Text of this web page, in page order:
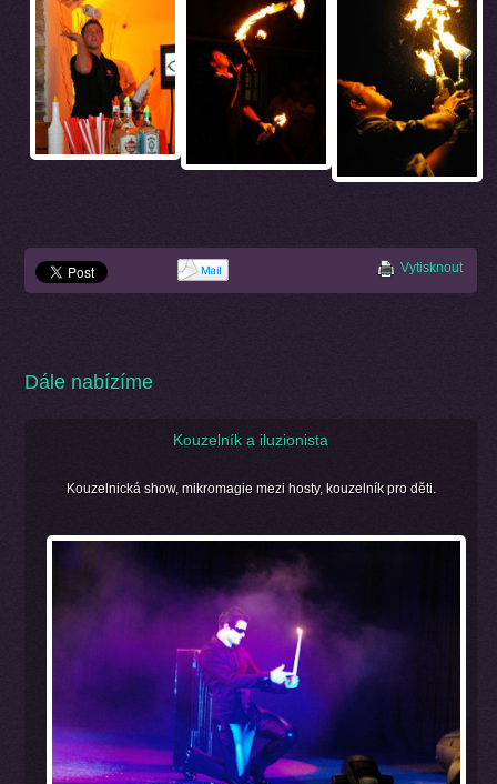
Vytisknout
Dále nabízíme
Kouzelník a iluzionista
Kouzelnická show, mikromagie mezi hosty, kouzelník pro děti.